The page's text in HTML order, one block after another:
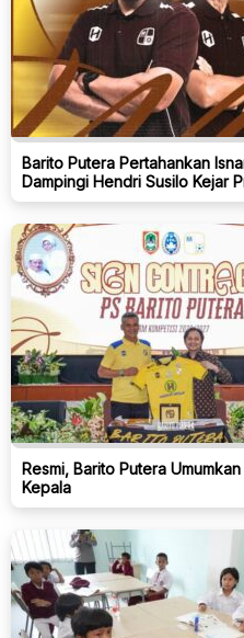
Barito Putera Pertahankan
Dampingi Hendri Susilo Kejar
Resmi, Barito Putera
Kepala